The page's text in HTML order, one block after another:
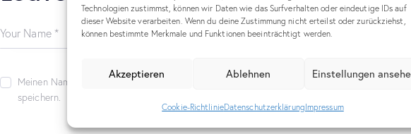
Technologien zustimmst, können wir Daten wie das Surfverhalten oder eindeutige IDs auf
dieser Website verarbeiten. Wenn du deine Zustimmung nicht erteilst oder zurückziehst,
können bestimmte Merkmale und Funktionen beeinträchtigt werden.
Akzeptieren Ablehnen Einstellungen
Cookie-RichtlinieDatenschutzerklärungImpressum
Meinen Namen, meine E-Mail-Adresse und meine Website in diesem Browser für die
speichern.